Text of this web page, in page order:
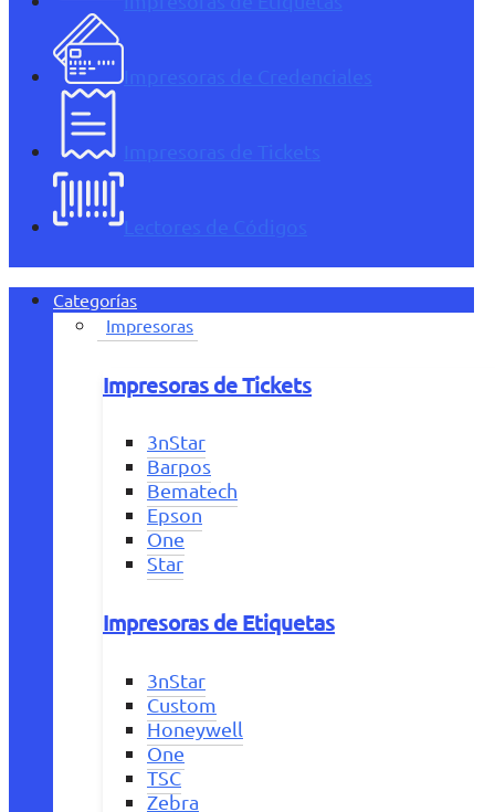
Impresoras de Credenciales
Impresoras de Tickets
Lectores de Códigos
Categorías
Impresoras
Impresoras de Tickets
3nStar
Barpos
Bematech
Epson
One
Star
Impresoras de Etiquetas
3nStar
Custom
Honeywell
One
TSC
Zebra